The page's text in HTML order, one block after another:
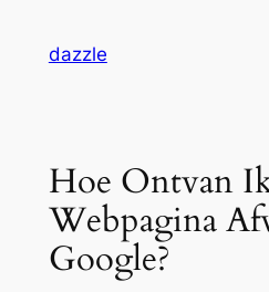
dazzle
Hoe Ontvan
Webpagina
Google?